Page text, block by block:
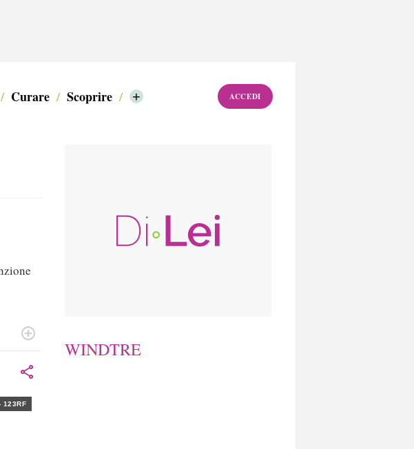
Curare Scoprire
Care TVOnline + ACCEDI
123RF
WINDTRE